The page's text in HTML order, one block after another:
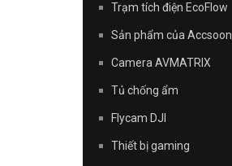
Trạm tích điện EcoFlow
Sản phẩm của Accsoon
Camera AVMATRIX
Tủ chống ẩm
Flycam DJI
Thiết bị gaming